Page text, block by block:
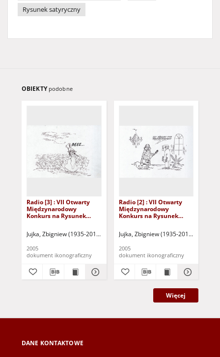
Rysunek satyryczny
OBIEKTY podobne
Radio [3] : VII Otwarty
Międzynarodowy
Konkurs na Rysunek
Jujka, Zbigniew (1935-2019) "Lubpress" (Zielona Góra) Gazeta
2005
dokument ikonograficzny
Radio [2] : VII Otwarty
Międzynarodowy
Konkurs na Rysunek
Jujka, Zbigniew (1935-2019)
2005
dokument ikonograficzny
Więcej
DANE KONTAKTOWE